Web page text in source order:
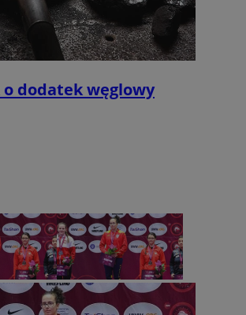
o dodatek węglowy